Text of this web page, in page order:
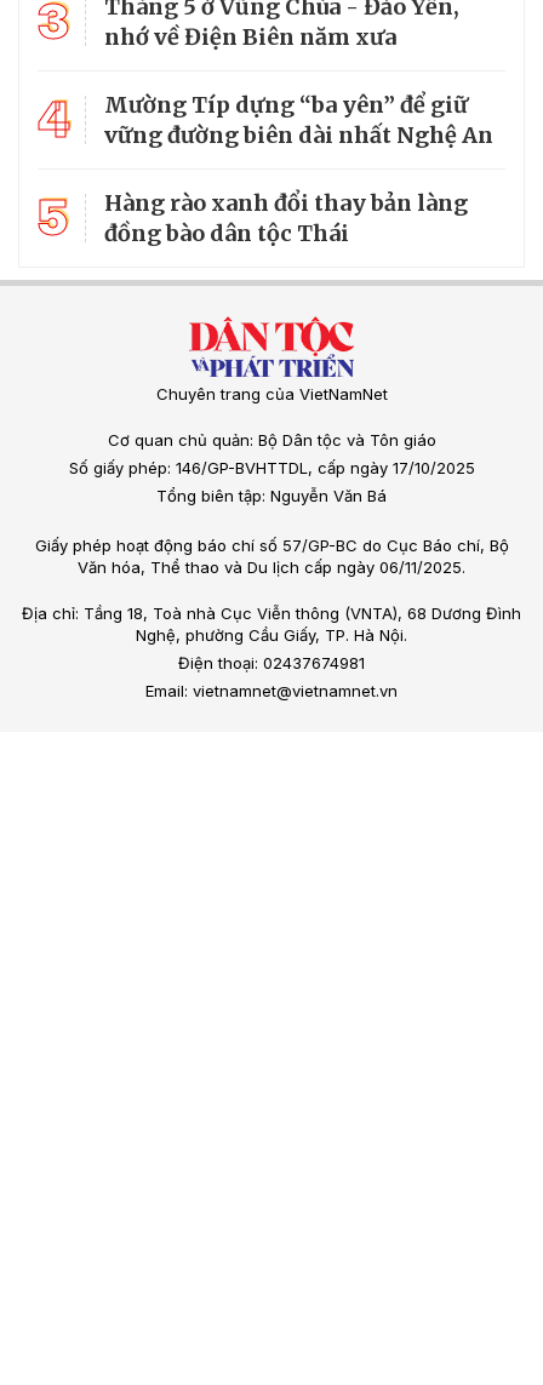
3
Tháng 5 ở Vũng Chùa - Đảo Yến,
nhớ về Điện Biên năm xưa
4
Mường Típ dựng “ba yên” để giữ
vững đường biên dài nhất Nghệ An
5
Hàng rào xanh đổi thay bản làng
đồng bào dân tộc Thái
Chuyên trang của VietNamNet
Cơ quan chủ quản: Bộ Dân tộc và Tôn giáo
Số giấy phép: 146/GP-BVHTTDL, cấp ngày 17/10/2025
Tổng biên tập: Nguyễn Văn Bá
Giấy phép hoạt động báo chí số 57/GP-BC do Cục Báo chí, Bộ
Văn hóa, Thể thao và Du lịch cấp ngày 06/11/2025.
Địa chỉ: Tầng 18, Toà nhà Cục Viễn thông (VNTA), 68 Dương Đình
Nghệ, phường Cầu Giấy, TP. Hà Nội.
Điện thoại: 02437674981
Email: vietnamnet@vietnamnet.vn